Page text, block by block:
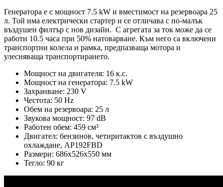
Генератора е с мощност 7.5 kW и вместимост на резервоара 25
л. Той има електрически стартер и се отличава с по-малък
въздушен филтър с нов дизайн. С агрегата за ток може да се
работи 10.5 часа при 50% натоварване. Към него са включени
транспортни колела и рамка, предпазваща мотора и
улесняваща транспортирането.
Мощност на двигателя: 16 к.с.
Мощност на генератора: 7.5 kW
Захранване: 230 V
Честота: 50 Hz
Обем на резервоара: 25 л
Звукова мощност: 97 dB
Работен обем: 459 см³
Двигател: бензинов, четиритактов с въздушно
охлаждане, AP192FBD
Размери: 686х526х550 мм
Тегло: 90 кг